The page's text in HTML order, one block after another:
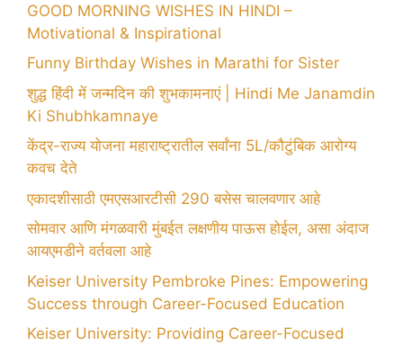
GOOD MORNING WISHES IN HINDI –
Motivational & Inspirational
Funny Birthday Wishes in Marathi for Sister
शुद्ध हिंदी में जन्मदिन की शुभकामनाएं | Hindi Me Janamdin
Ki Shubhkamnaye
केंद्र-राज्य योजना महाराष्ट्रातील सर्वांना 5L/कौटुंबिक आरोग्य
कवच देते
एकादशीसाठी एमएसआरटीसी 290 बसेस चालवणार आहे
सोमवार आणि मंगळवारी मुंबईत लक्षणीय पाऊस होईल, असा अंदाज
आयएमडीने वर्तवला आहे
Keiser University Pembroke Pines: Empowering
Success through Career-Focused Education
Keiser University: Providing Career-Focused